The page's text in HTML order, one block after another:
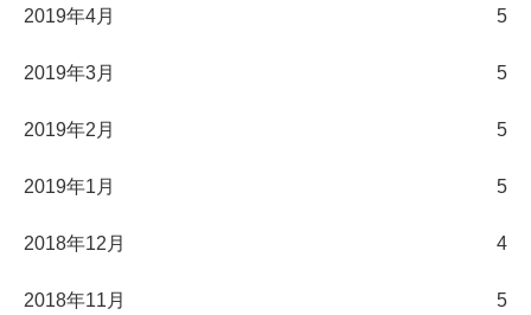
2019年4月 5
2019年3月 5
2019年2月 5
2019年1月 5
2018年12月 4
2018年11月 5